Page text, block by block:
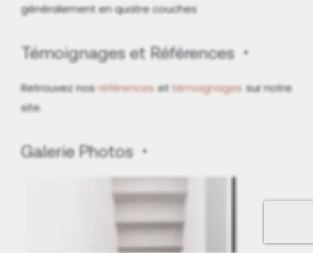
généralement en quatre couches
Témoignages et Références
Retrouvez nosréférencesettémoignagessur notre
site.
Galerie Photos